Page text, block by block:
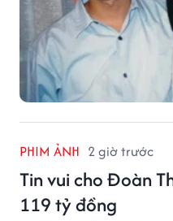
PHIM ẢNH 2 giờ trước
Tin vui cho Đoàn
119 tỷ đồng